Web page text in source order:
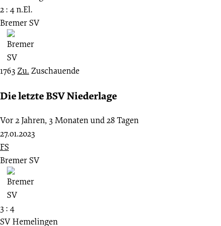
2 : 4 n.El.
Bremer SV
1763Zu. Zuschauende
Die letzte BSV Niederlage
Vor 2 Jahren, 3 Monaten und 28 Tagen
27.01.2023
FS
Bremer SV
3 : 4
SV Hemelingen